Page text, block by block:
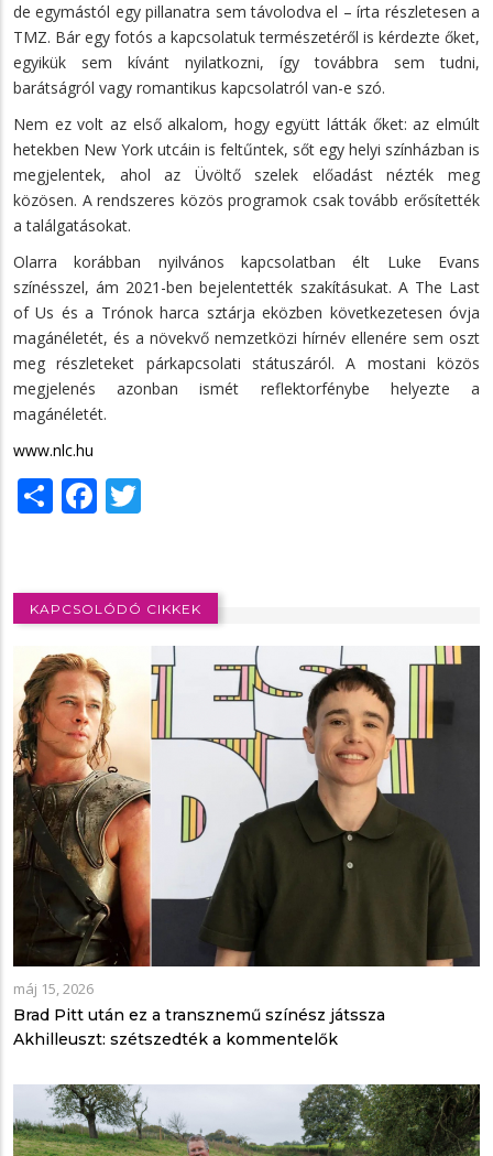
de egymástól egy pillanatra sem távolodva el – írta részletesen a
TMZ. Bár egy fotós a kapcsolatuk természetéről is kérdezte őket,
egyikük sem kívánt nyilatkozni, így továbbra sem tudni,
barátságról vagy romantikus kapcsolatról van-e szó.
Nem ez volt az első alkalom, hogy együtt látták őket: az elmúlt
hetekben New York utcáin is feltűntek, sőt egy helyi színházban is
megjelentek, ahol az Üvöltő szelek előadást nézték meg
közösen. A rendszeres közös programok csak tovább erősítették
a találgatásokat.
Olarra korábban nyilvános kapcsolatban élt Luke Evans
színésszel, ám 2021-ben bejelentették szakításukat. A The Last
of Us és a Trónok harca sztárja eközben következetesen óvja
magánéletét, és a növekvő nemzetközi hírnév ellenére sem oszt
meg részleteket párkapcsolati státuszáról. A mostani közös
megjelenés azonban ismét reflektorfénybe helyezte a
magánéletét.
www.nlc.hu
ShareFacebook
KAPCSOLÓDÓ CIKKEK
máj 15, 2026
Brad Pitt után ez a transznemű színész játssza
Akhilleuszt: szétszedték a kommentelők